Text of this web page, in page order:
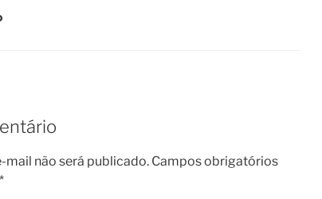
mail não será publicado. Campos obrigatórios
*